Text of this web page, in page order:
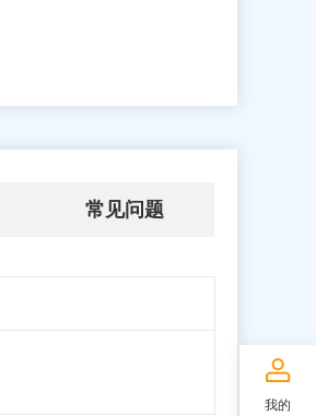
常见问题
我的